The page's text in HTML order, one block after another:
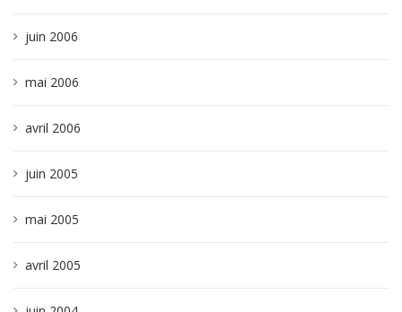
juin 2006
mai 2006
avril 2006
juin 2005
mai 2005
avril 2005